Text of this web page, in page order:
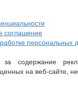
соглашение
персональных
за содержание
на веб-сайте,